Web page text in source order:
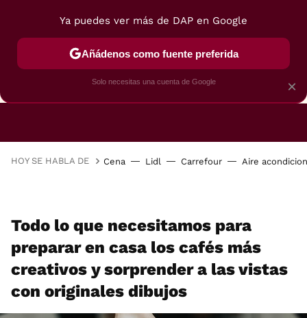
FREIDORAS DE AIRE GUÍAS DE
HOY SE HABLA DE Cena Lidl Carrefour Aire
Todo lo que necesitamos para
preparar en casa los cafés más
creativos y sorprender a las vistas
con originales dibujos
×
Ya puedes ver más de DAP en Google
Añádenos como fuente preferida
Solo necesitas una cuenta de Google